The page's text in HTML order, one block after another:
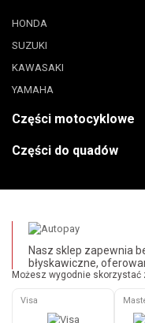
HONDA
SUZUKI
KAWASAKI
YAMAHA
Części motocyklowe
Części do quadów
Nasz sklep zapewnia
błyskawiczne,
Możesz wygodnie skorzystać
Visa